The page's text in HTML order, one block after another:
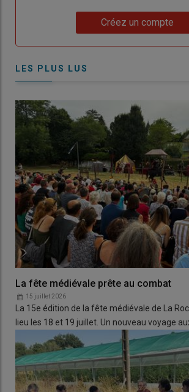
Créez un compte
LES PLUS LUS
La fête médiévale prête au combat
15 juillet 2026
La 15e édition de la fête médiévale de La
lieu les 18 et 19 juillet. Un nouveau voyage